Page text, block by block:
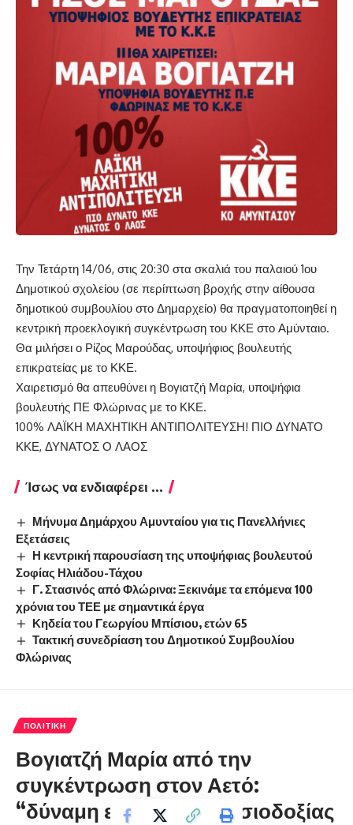
Την Τετάρτη 14/06, στις 20:30 στα σκαλιά του παλαιού 1ου
Δημοτικού σχολείου (σε περίπτωση βροχής στην αίθουσα
δημοτικού συμβουλίου στο Δημαρχείο) θα πραγματοποιηθεί η
κεντρική προεκλογική συγκέντρωση του ΚΚΕ στο Αμύνταιο.
Θα μιλήσει ο Ρίζος Μαρούδας, υποψήφιος βουλευτής
επικρατείας με το ΚΚΕ.
Χαιρετισμό θα απευθύνει η Βογιατζή Μαρία, υποψήφια
βουλευτής ΠΕ Φλώρινας με το ΚΚΕ.
100% ΛΑΪΚΗ ΜΑΧΗΤΙΚΗ ΑΝΤΙΠΟΛΙΤΕΥΣΗ! ΠΙΟ ΔΥΝΑΤΟ
ΚΚΕ, ΔΥΝΑΤΟΣ Ο ΛΑΟΣ
Ίσως να ενδιαφέρει ...
Μήνυμα Δημάρχου Αμυνταίου για τις Πανελλήνιες
Εξετάσεις
Η κεντρική παρουσίαση της υποψήφιας βουλευτού
Σοφίας Ηλιάδου-Τάχου
Γ. Στασινός από Φλώρινα: Ξεκινάμε τα επόμενα 100
χρόνια του ΤΕΕ με σημαντικά έργα
Κηδεία του Γεωργίου Μπίσιου, ετών 65
Τακτική συνεδρίαση του Δημοτικού Συμβουλίου
Φλώρινας
ΠΟΛΙΤΙΚΉ
Βογιατζή Μαρία από την
συγκέντρωση στον Αετό:
“δύναμη ελπίδας και αισιοδοξίας